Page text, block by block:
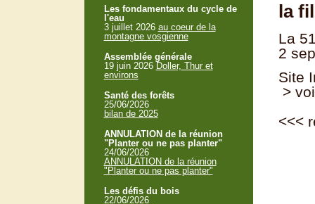
la
La
2
Site
>
<<<
Les fondamentaux du cycle de
l'eau
3 juillet 2026 au coeur de la
montagne vosgienne
Assemblée générale
19 juin 2026 Doller, Thur et
environs
Santé des forêts
25/06/2026
bilan de 2025
ANNULATION de la réunion
"Planter ou ne pas planter"
24/06/2026
ANNULATION de la réunion
"Planter ou ne pas planter"
Les défis du bois
22/06/2026